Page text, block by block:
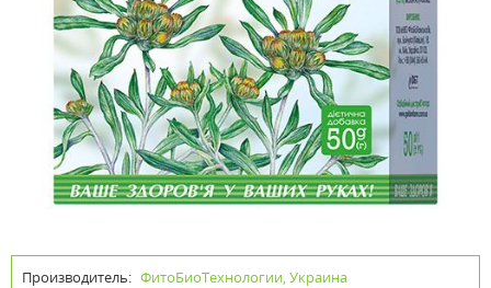
Производитель: ФитоБиоТехнологии, Украина